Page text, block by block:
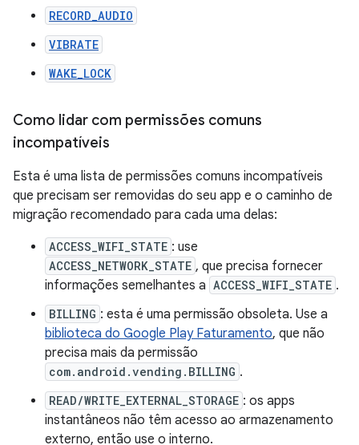
RECORD_AUDIO
VIBRATE
WAKE_LOCK
Como lidar com permissões comuns
incompatíveis
Esta é uma lista de permissões comuns incompatíveis
que precisam ser removidas do seu app e o caminho de
migração recomendado para cada uma delas:
ACCESS_WIFI_STATE : use
ACCESS_NETWORK_STATE , que precisa fornecer
informações semelhantes a ACCESS_WIFI_STATE .
BILLING : esta é uma permissão obsoleta. Use a
biblioteca do Google Play Faturamento, que não
precisa mais da permissão
com.android.vending.BILLING .
READ/WRITE_EXTERNAL_STORAGE : os apps
instantâneos não têm acesso ao armazenamento
externo, então use o interno.